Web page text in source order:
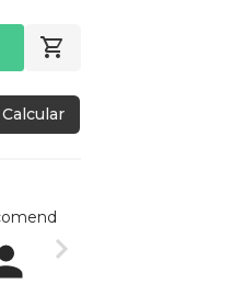
Calcular